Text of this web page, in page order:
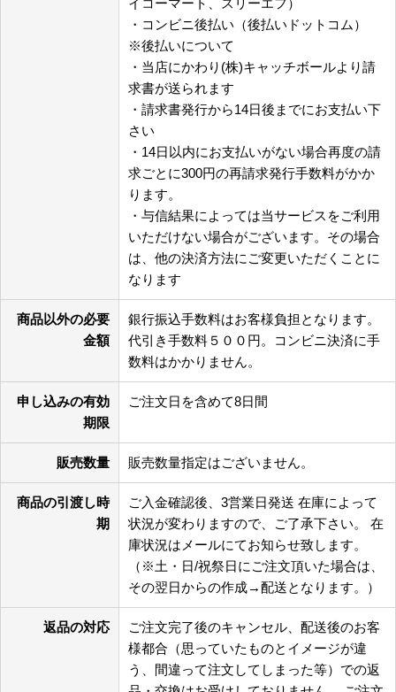
イコーマート、スリーエフ）
・コンビニ後払い（後払いドットコム）
※後払いについて
・当店にかわり(株)キャッチボールより請
求書が送られます
・請求書発行から14日後までにお支払い下
さい
・14日以内にお支払いがない場合再度の請
求ごとに300円の再請求発行手数料がかか
ります。
・与信結果によっては当サービスをご利用
いただけない場合がございます。その場合
は、他の決済方法にご変更いただくことに
なります
商品以外の必要
金額
銀行振込手数料はお客様負担となります。
代引き手数料５００円。コンビニ決済に手
数料はかかりません。
申し込みの有効
期限
ご注文日を含めて8日間
販売数量 販売数量指定はございません。
商品の引渡し時
期
ご入金確認後、3営業日発送 在庫によって
状況が変わりますので、ご了承下さい。 在
庫状況はメールにてお知らせ致します。
（※土・日/祝祭日にご注文頂いた場合は、
その翌日からの作成→配送となります。）
返品の対応
ご注文完了後のキャンセル、配送後のお客
様都合（思っていたものとイメージが違
う、間違って注文してしまった等）での返